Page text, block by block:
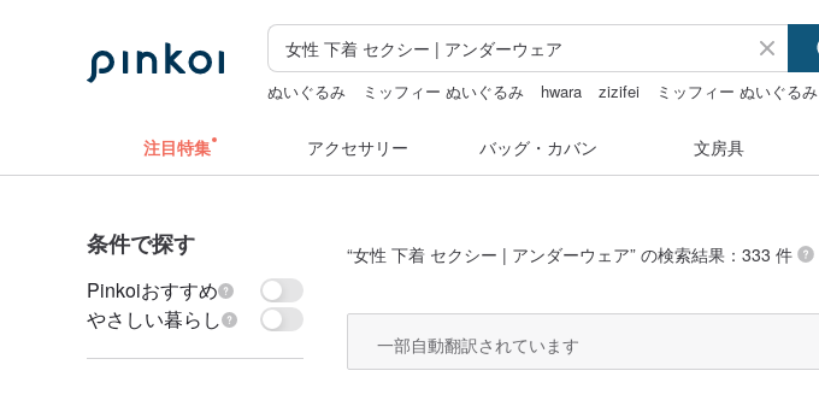
ぬいぐるみ ミッフィー ぬいぐるみ hwara zizifei
ミッフィー ぬいぐるみ
注目特集 アクセサリー バッグ・カバン 文房具
条件で探す
Pinkoiおすすめ
やさしい暮らし
“女性 下着 セクシー | アンダーウェア” の検索結果：333 件
一部自動翻訳されています